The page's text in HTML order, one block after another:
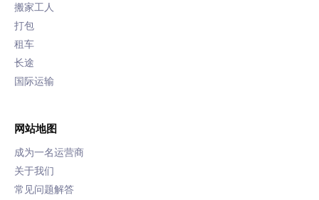
搬家工人
打包
租车
长途
国际运输
网站地图
成为一名运营商
关于我们
常见问题解答